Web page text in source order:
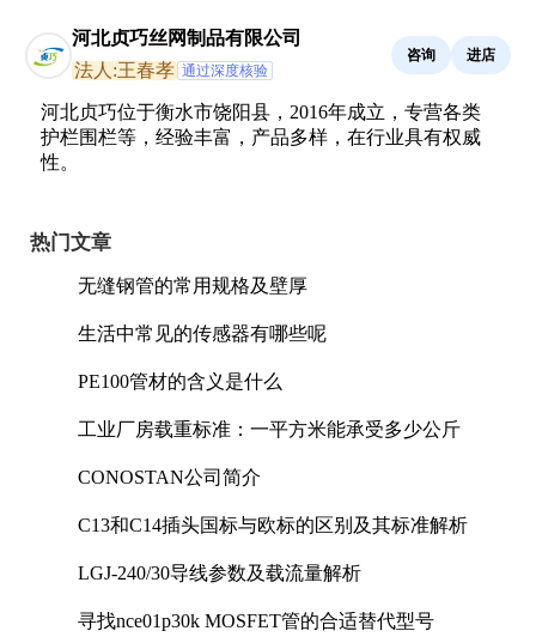
河北贞巧丝网制品有限公司
法人:王春孝 通过深度核验
咨询 进店
河北贞巧位于衡水市饶阳县，2016年成立，专营各类
护栏围栏等，经验丰富，产品多样，在行业具有权威
性。
热门文章
无缝钢管的常用规格及壁厚
生活中常见的传感器有哪些呢
PE100管材的含义是什么
工业厂房载重标准：一平方米能承受多少公斤
CONOSTAN公司简介
C13和C14插头国标与欧标的区别及其标准解析
LGJ-240/30导线参数及载流量解析
寻找nce01p30k MOSFET管的合适替代型号